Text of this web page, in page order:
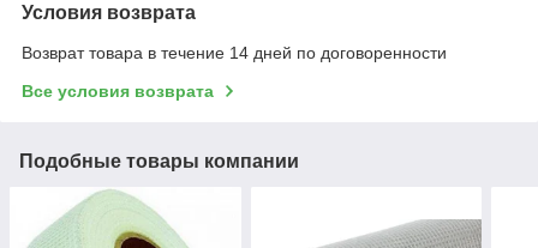
Условия возврата
Возврат товара в течение 14 дней по договоренности
Все условия возврата
Подобные товары компании